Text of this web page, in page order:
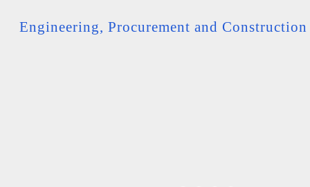
Engineering, Procurement and Construction